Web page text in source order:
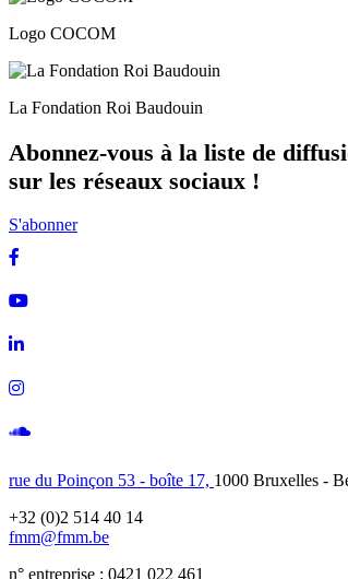
Logo COCOM
La Fondation Roi Baudouin
Abonnez-vous à la liste de
sur les réseaux sociaux !
S'abonner
rue du Poinçon 53 - boîte 17, 1000 Bruxelles -
+32 (0)2 514 40 14
fmm@fmm.be
n° entreprise : 0421 022 461